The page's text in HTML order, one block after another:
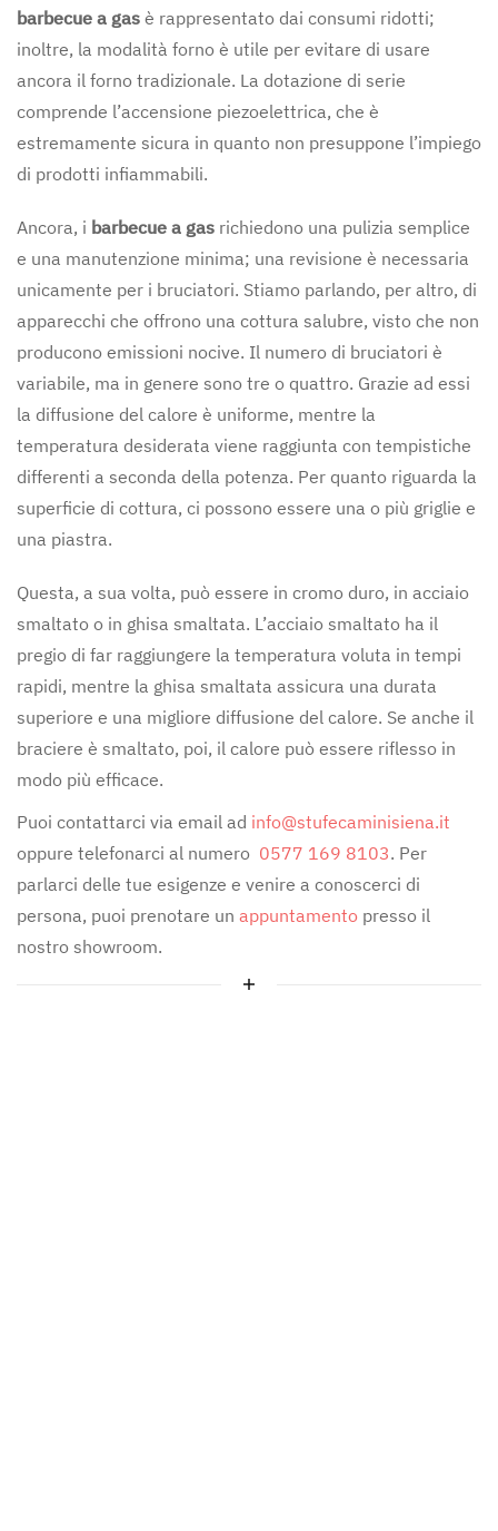
barbecue a gas è rappresentato dai consumi ridotti;
inoltre, la modalità forno è utile per evitare di usare
ancora il forno tradizionale. La dotazione di serie
comprende l’accensione piezoelettrica, che è
estremamente sicura in quanto non presuppone l’impiego
di prodotti infiammabili.
Ancora, i barbecue a gas richiedono una pulizia semplice
e una manutenzione minima; una revisione è necessaria
unicamente per i bruciatori. Stiamo parlando, per altro, di
apparecchi che offrono una cottura salubre, visto che non
producono emissioni nocive. Il numero di bruciatori è
variabile, ma in genere sono tre o quattro. Grazie ad essi
la diffusione del calore è uniforme, mentre la
temperatura desiderata viene raggiunta con tempistiche
differenti a seconda della potenza. Per quanto riguarda la
superficie di cottura, ci possono essere una o più griglie e
una piastra.
Questa, a sua volta, può essere in cromo duro, in acciaio
smaltato o in ghisa smaltata. L’acciaio smaltato ha il
pregio di far raggiungere la temperatura voluta in tempi
rapidi, mentre la ghisa smaltata assicura una durata
superiore e una migliore diffusione del calore. Se anche il
braciere è smaltato, poi, il calore può essere riflesso in
modo più efficace.
Puoi contattarci via email ad info@stufecaminisiena.it
oppure telefonarci al numero 0577 169 8103. Per
parlarci delle tue esigenze e venire a conoscerci di
persona, puoi prenotare un appuntamento presso il
nostro showroom.